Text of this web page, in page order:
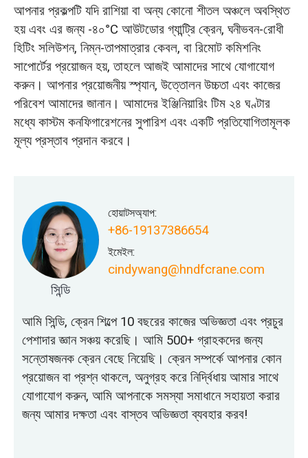
আপনার প্রকল্পটি যদি রাশিয়া বা অন্য কোনো শীতল অঞ্চলে অবস্থিত
হয় এবং এর জন্য -৪০°C আউটডোর গ্যান্ট্রি ক্রেন, ঘনীভবন-রোধী
হিটিং সলিউশন, নিম্ন-তাপমাত্রার কেবল, বা রিমোট কমিশনিং
সাপোর্টের প্রয়োজন হয়, তাহলে আজই আমাদের সাথে যোগাযোগ
করুন। আপনার প্রয়োজনীয় স্প্যান, উত্তোলন উচ্চতা এবং কাজের
পরিবেশ আমাদের জানান। আমাদের ইঞ্জিনিয়ারিং টিম ২৪ ঘণ্টার
মধ্যে কাস্টম কনফিগারেশনের সুপারিশ এবং একটি প্রতিযোগিতামূলক
মূল্য প্রস্তাব প্রদান করবে।
সিন্ডি
হোয়াটসঅ্যাপ:
+86-19137386654
ইমেইল:
cindywang@hndfcrane.com
আমি সিন্ডি, ক্রেন শিল্পে 10 বছরের কাজের অভিজ্ঞতা এবং প্রচুর
পেশাদার জ্ঞান সঞ্চয় করেছি। আমি 500+ গ্রাহকদের জন্য
সন্তোষজনক ক্রেন বেছে নিয়েছি। ক্রেন সম্পর্কে আপনার কোন
প্রয়োজন বা প্রশ্ন থাকলে, অনুগ্রহ করে নির্দ্বিধায় আমার সাথে
যোগাযোগ করুন, আমি আপনাকে সমস্যা সমাধানে সহায়তা করার
জন্য আমার দক্ষতা এবং বাস্তব অভিজ্ঞতা ব্যবহার করব!